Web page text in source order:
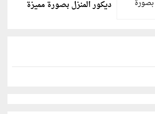
ديكور المنزل بصورة مميزة